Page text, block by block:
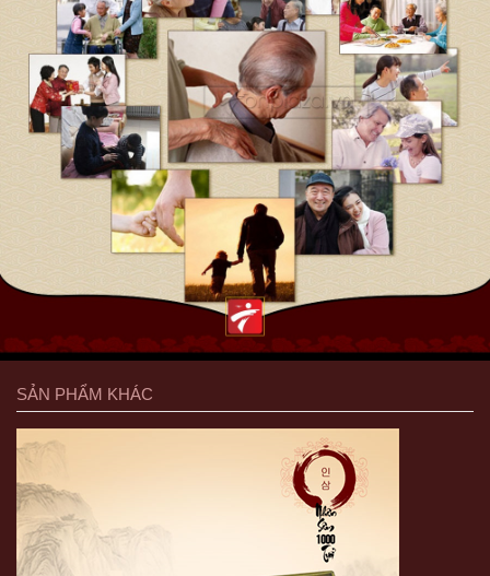
SẢN PHẨM KHÁC